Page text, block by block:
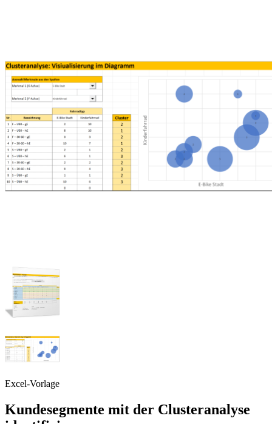
Excel-Vorlage
Kundesegmente mit der Clusteranalyse